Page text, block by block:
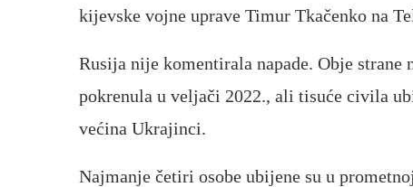
kijevske vojne uprave Timur Tkačenko na
Rusija nije komentirala napade. Obje
pokrenula u veljači 2022., ali tisuće civila
većina Ukrajinci.
Najmanje četiri osobe ubijene su u